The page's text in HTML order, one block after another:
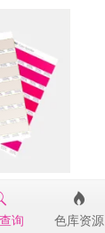
询 色库资源